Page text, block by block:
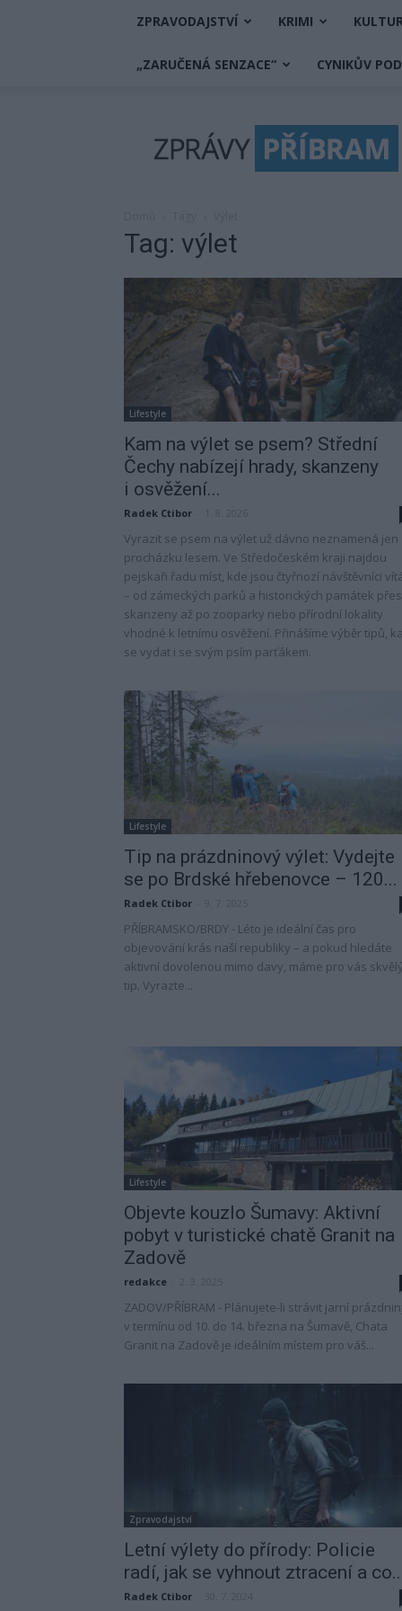
ZPRAVODAJSTVÍ KRIMI
„ZARUČENÁ SENZACE“ CYNIKŮV
Příbram
Tag: výlet
Lifestyle
Kam na výlet se psem? Střední
Čechy nabízejí hrady, skanzeny
i osvěžení...
Radek Ctibor
Vyrazit se psem na výlet už dávno neznamená jen
procházku lesem. Ve Středočeském kraji najdou
pejskaři řadu míst, kde jsou čtyřnozí návštěvníci
– od zámeckých parků a historických památek přes
skanzeny až po zooparky nebo přírodní lokality
vhodné k letnímu osvěžení. Přinášíme výběr tipů,
se vydat i se svým psím parťákem.
Lifestyle
Tip na prázdninový výlet: Vydejte
se po Brdské hřebenovce – 120...
Radek Ctibor
PŘÍBRAMSKO/BRDY - Léto je ideální čas pro
objevování krás naší republiky – a pokud hledáte
aktivní dovolenou mimo davy, máme pro vás skvělý
tip. Vyrazte...
Lifestyle
Objevte kouzlo Šumavy: Aktivní
pobyt v turistické chatě Granit na
Zadově
redakce
ZADOV/PŘÍBRAM - Plánujete-li strávit jarní
v termínu od 10. do 14. března na Šumavě, Chata
Granit na Zadově je ideálním místem pro váš...
Zpravodajství
Letní výlety do přírody: Policie
radí, jak se vyhnout ztracení a
Radek Ctibor